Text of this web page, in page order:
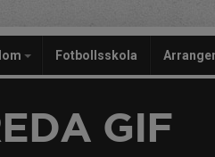
Fotbollsskola
GIF